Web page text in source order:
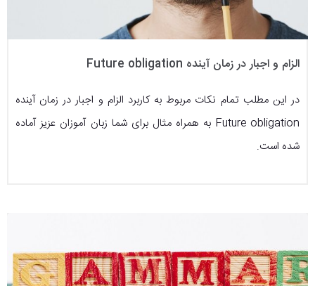
الزام و اجبار در زمان آینده Future obligation
در این مطلب تمام نکات مربوط به کاربرد الزام و اجبار در زمان آینده
Future obligation به همراه مثال برای شما زبان آموزان عزیز آماده
شده است.